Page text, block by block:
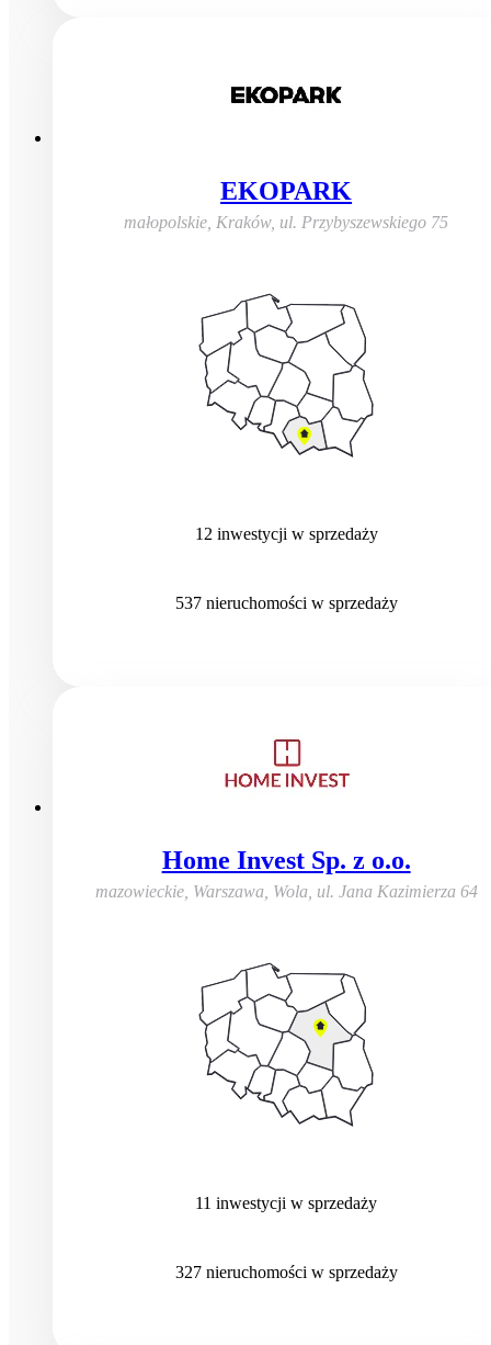
EKOPARK
małopolskie, Kraków, ul. Przybyszewskiego 75
12 inwestycji w sprzedaży
537 nieruchomości w sprzedaży
Home Invest Sp. z o.o.
mazowieckie, Warszawa, Wola, ul. Jana Kazimierza 64
11 inwestycji w sprzedaży
327 nieruchomości w sprzedaży